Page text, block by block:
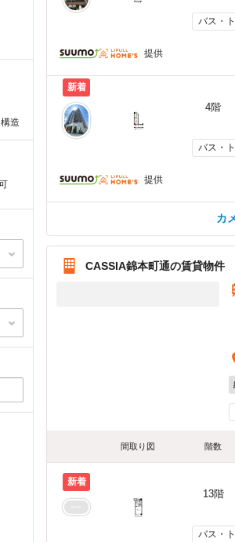
造
バス・
提供
新着
4階
バス・
提供
カ
CASSIA錦本町通の賃貸物件
間取り図 階数
新着
13階
バス・